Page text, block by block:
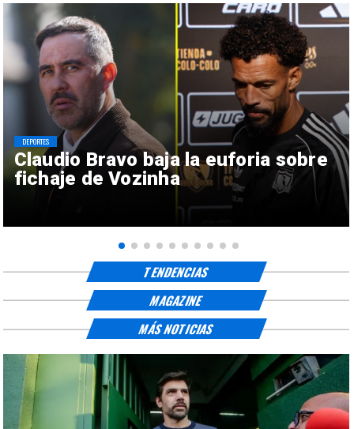
Claudio Bravo baja la euforia sobre
fichaje de Vozinha
DEPORTES
TENDENCIAS
MAGAZINE
MÁS NOTICIAS